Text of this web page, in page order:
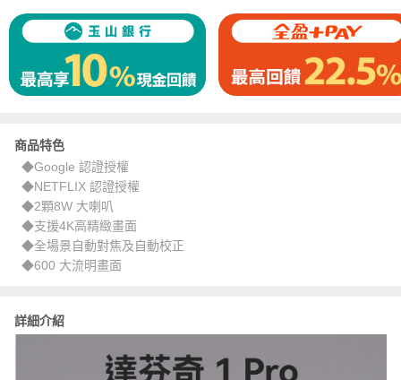
商品特色
◆Google 認證授權
◆NETFLIX 認證授權
◆2顆8W 大喇叭
◆支援4K高精緻畫面
◆全場景自動對焦及自動校正
◆600 大流明畫面
詳細介紹